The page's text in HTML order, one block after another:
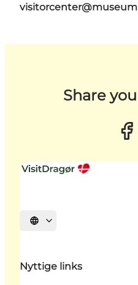
Share
Vælg sprog
Nyttige links